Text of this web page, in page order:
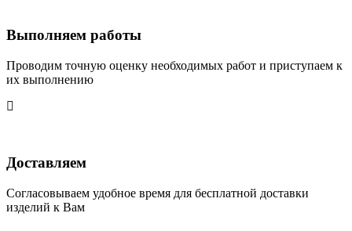
Выполняем работы
Проводим точную оценку необходимых работ и приступаем к
их выполнению
Доставляем
Согласовываем удобное время для бесплатной доставки
изделий к Вам